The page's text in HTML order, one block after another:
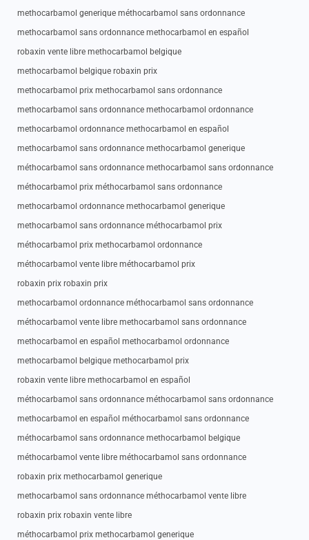
methocarbamol generique méthocarbamol sans ordonnance
methocarbamol sans ordonnance methocarbamol en español
robaxin vente libre methocarbamol belgique
methocarbamol belgique robaxin prix
methocarbamol prix methocarbamol sans ordonnance
methocarbamol sans ordonnance methocarbamol ordonnance
methocarbamol ordonnance methocarbamol en español
methocarbamol sans ordonnance methocarbamol generique
méthocarbamol sans ordonnance methocarbamol sans ordonnance
méthocarbamol prix méthocarbamol sans ordonnance
methocarbamol ordonnance methocarbamol generique
methocarbamol sans ordonnance méthocarbamol prix
méthocarbamol prix methocarbamol ordonnance
méthocarbamol vente libre méthocarbamol prix
robaxin prix robaxin prix
methocarbamol ordonnance méthocarbamol sans ordonnance
méthocarbamol vente libre methocarbamol sans ordonnance
methocarbamol en español methocarbamol ordonnance
methocarbamol belgique methocarbamol prix
robaxin vente libre methocarbamol en español
méthocarbamol sans ordonnance méthocarbamol sans ordonnance
methocarbamol en español méthocarbamol sans ordonnance
méthocarbamol sans ordonnance methocarbamol belgique
méthocarbamol vente libre méthocarbamol sans ordonnance
robaxin prix methocarbamol generique
methocarbamol sans ordonnance méthocarbamol vente libre
robaxin prix robaxin vente libre
méthocarbamol prix methocarbamol generique